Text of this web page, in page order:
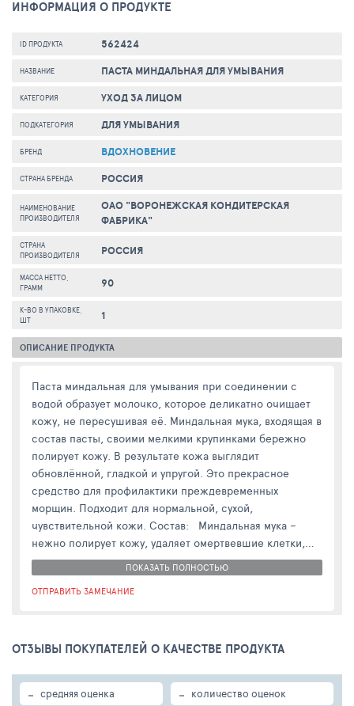
ИНФОРМАЦИЯ О ПРОДУКТЕ
ID ПРОДУКТА 562424
НАЗВАНИЕ ПАСТА МИНДАЛЬНАЯ ДЛЯ УМЫВАНИЯ
КАТЕГОРИЯ УХОД ЗА ЛИЦОМ
ПОДКАТЕГОРИЯ ДЛЯ УМЫВАНИЯ
БРЕНД ВДОХНОВЕНИЕ
СТРАНА БРЕНДА РОССИЯ
НАИМЕНОВАНИЕ
ПРОИЗВОДИТЕЛЯ
ОАО "ВОРОНЕЖСКАЯ КОНДИТЕРСКАЯ
ФАБРИКА"
СТРАНА
ПРОИЗВОДИТЕЛЯ
РОССИЯ
МАССА НЕТТО,
ГРАММ
90
К-ВО В УПАКОВКЕ,
ШТ
1
ОПИСАНИЕ ПРОДУКТА
Паста миндальная для умывания при соединении с
водой образует молочко, которое деликатно очищает
кожу, не пересушивая её. Миндальная мука, входящая в
состав пасты, своими мелкими крупинками бережно
полирует кожу. В результате кожа выглядит
обновлённой, гладкой и упругой. Это прекрасное
средство для профилактики преждевременных
морщин. Подходит для нормальной, сухой,
чувствительной кожи. Состав: Миндальная мука –
нежно полирует кожу, удаляет омертвевшие клетки,
подходит для чувствительной кожи, также увлажняет,
питает ороговевшую кожу. Органическое эфирное
масло герани – стимулирует клеточное обновление,
расторопши – богато витаминами А, D, E, F,
смягчает.
ПОКАЗАТЬ ПОЛНОСТЬЮ
ОТПРАВИТЬ ЗАМЕЧАНИЕ
ОТЗЫВЫ ПОКУПАТЕЛЕЙ О КАЧЕСТВЕ ПРОДУКТА
- средняя оценка - количество оценок